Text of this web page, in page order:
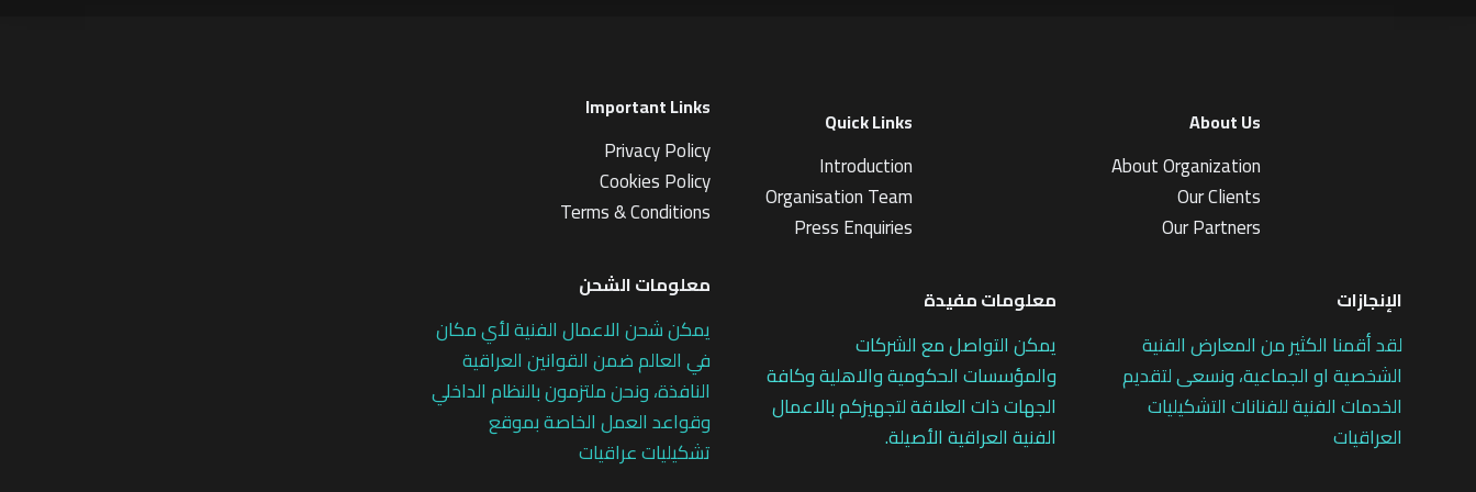
About Us
About Organization
Our Clients
Our Partners
الإنجازات
لقد أقمنا الكثير من المعارض الفنية
الشخصية او الجماعية، ونسعى لتقديم
الخدمات الفنية للفنانات التشكيليات
العراقيات
Quick Links
Introduction
Organisation Team
Press Enquiries
معلومات مفيدة
يمكن التواصل مع الشركات
والمؤسسات الحكومية والاهلية وكافة
الجهات ذات العلاقة لتجهيزكم بالاعمال
الفنية العراقية الأصيلة.
Important Links
Privacy Policy
Cookies Policy
Terms & Conditions
معلومات الشحن
يمكن شحن الاعمال الفنية لأي مكان
في العالم ضمن القوانين العراقية
النافذة، ونحن ملتزمون بالنظام الداخلي
وقواعد العمل الخاصة بموقع
تشكيليات عراقيات